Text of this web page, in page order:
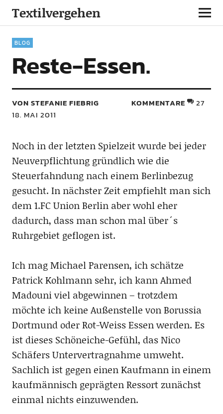
Textilvergehen
BLOG
Reste-Essen.
VON STEFANIE FIEBRIG
18. MAI 2011
KOMMENTARE 27
Noch in der letzten Spielzeit wurde bei jeder
Neuverpflichtung gründlich wie die
Steuerfahndung nach einem Berlinbezug
gesucht. In nächster Zeit empfiehlt man sich
dem 1.FC Union Berlin aber wohl eher
dadurch, dass man schon mal über´s
Ruhrgebiet geflogen ist.
Ich mag Michael Parensen, ich schätze
Patrick Kohlmann sehr, ich kann Ahmed
Madouni viel abgewinnen – trotzdem
möchte ich keine Außenstelle von Borussia
Dortmund oder Rot-Weiss Essen werden. Es
ist dieses Schöneiche-Gefühl, das Nico
Schäfers Untervertragnahme umweht.
Sachlich ist gegen einen Kaufmann in einem
kaufmännisch geprägten Ressort zunächst
einmal nichts einzuwenden.